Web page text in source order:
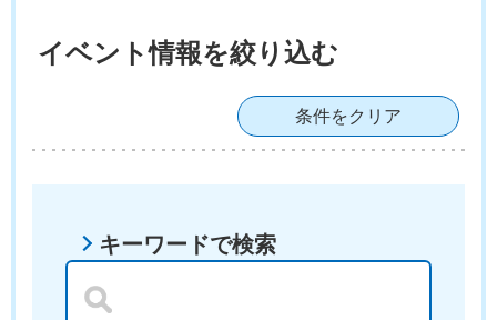
イベント情報を絞り込む
条件をクリア
キーワードで検索